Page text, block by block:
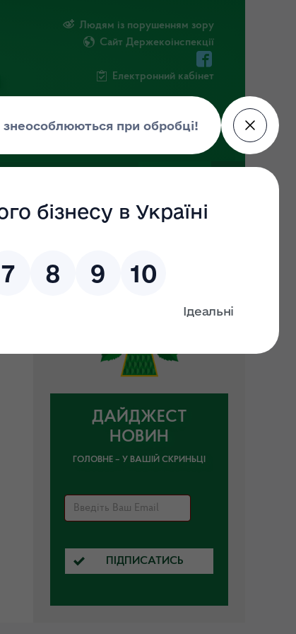
Людям із порушенням зору
Сайт Держекоінспекції
Електронний кабінет
ДАЙДЖЕСТ
НОВИН
ГОЛОВНЕ – У ВАШІЙ СКРИНЬЦІ
ПІДПИСАТИСЬ